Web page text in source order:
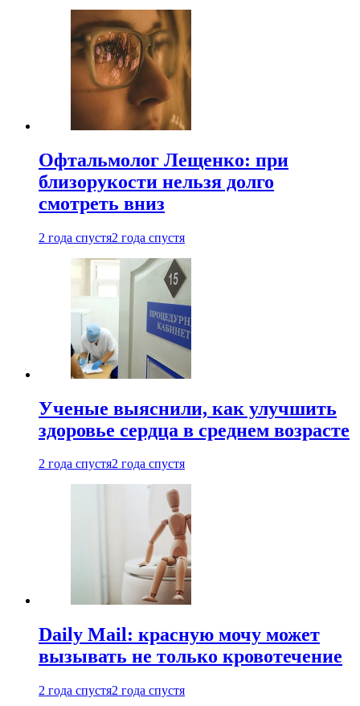
Офтальмолог Лещенко: при
близорукости нельзя долго
смотреть вниз
2 года спустя2 года спустя
Ученые выяснили, как улучшить
здоровье сердца в среднем возрасте
2 года спустя2 года спустя
Daily Mail: красную мочу может
вызывать не только кровотечение
2 года спустя2 года спустя